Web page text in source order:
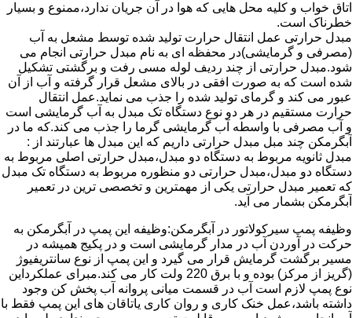
اتاق خواب و کلیه محل هایی که هوا در آن جریان ندارد،ممنوع و بسیار
خطرناک است.
مبدل حرارتی عمل انتقال حرارت تولید شده توسط مشعل به آب
(مصرفی و گرمایشی)در محفظه ای به نام مبدل حرارتی انجام می
شود.مبدل حرارتی از چند ردیف لوله مسی رفت و برگشتی تشکیل
شده است که به صورت افقی در بالای مشعل قرار گرفته و آب از آن
عبور می کند و گرمای تولید شده را جذب می نماید.عمل انتقال
حرارت مستقیم در هر دو نوع دستگاه تک مبدل به آب گرمایشی است
و آب مصرفی با واسطه آب گرمایشی گرما را جذب می کند.که ما در
آبگرمکن چند مبل مبدل حرارتی داریم که این مبدل ها عبارتند از :
مبدل ثانویه مربوط به دستگاه دو مبدل،مبدل حرارتی اصلی مربوط به
دستگاه دو مبدل،مبدل حرارتی دو منظوره مربوط به دستگاه تک مبدل
که تعمیر مبدل حرارتی یکی از مهمترین و تخصصی ترین در تعمیر
آبگرمکن بشمار می آید.
وظیفه پمپ سیرکولاتور در آبگرمکن:وظیفه این پمپ در آبگرمکن به
حرکت در آوردن آب در مدار گرمایشی است و در پکیج همیشه در
مسیر برگشت گرمایش قرار می گیرد و این پمپ از نوع سانتریفیوژ
(گریز از مرکز) بوده و با برق 220 ولت کار می کند.مبرای عملکرداین
نوع پمپ لازم است آب در قسمت میانی پروانه آب پخش کن وجود
داشته باشد،عمل خنک کاری و روان کاری یاتاقان های این پمپ فقط با